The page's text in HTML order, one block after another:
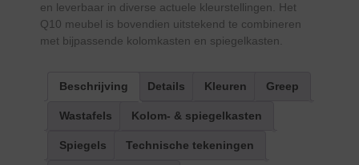
en leverbaar in diverse actuele kleurstellingen. Het
Q10 meubel is bovendien uitstekend te combineren
met bijpassende kolomkasten en spiegelkasten.
Beschrijving Details Kleuren Greep
Wastafels Kolom- & spiegelkasten
Spiegels Technische tekeningen